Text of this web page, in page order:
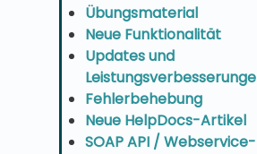
Übungsmaterial
Neue Funktionalität
Updates und
Fehlerbehebung
Neue HelpDocs-Artikel
SOAP API /